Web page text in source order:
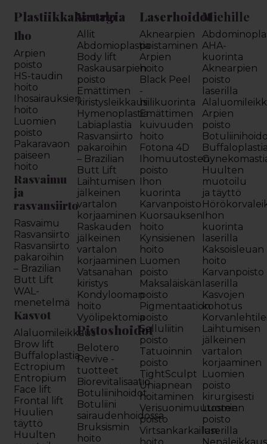
Plastiikkakirurgia
Iho
Arpien
poisto
HS-taudin
hoito
Ihosairauksien
hoito
Luomien
poisto
Pakaravaon
paiseen
hoito
Rasvaimu
ja
rasvansiirto
Rasvaimu
Rasvansiirto
Rasvansiirto
pakaroihin
– Brazilian
Butt Lift
WAL-
menetelmä
Kasvot
Alaluomileikkaus
Brow lift
Buffaloplastia
Ectropium
Entropium
Face lift
Frontal lift
Huulien
täyttö
Huulten
Vartalo
Allit
Abdomioplastia
Body lift
Raskausarpien
poisto
Emättimen
kiristysleikkaus
Hymenoplastia
Labiaplastia
Rasvansiirto
pakaroihin
– Brazilian
Butt Lift
Laihtumisen
jälkeinen
vartalon
korjaaminen
Raskauden
jälkeinen
vartalon
korjaaminen
Vatsanahan
kiristys
Kondylooman
hoito
Vyölipektomia
Pistoshoidot
Belotero
Revive -
tuotteet
Biorevitalisaatio
Botuliinihoidot
Botuliini
sairaudenhoidossa
Bruksismin
hoito
Laserhoidot
Aknearpien
poistaminen
Arpien
hoito
Black Peel
-
hiilikuorinta
Emättimen
kuivuuden
hoito
Fotona 4D
Ihomuutosten
poisto
Ihon
kuorinta
Karvanpoisto
Kuorsauksen
hoito
Kynsisienen
hoito
Luomen
poisto
Maksaläiskän
poisto
Pigmentaation
poisto
Selluliitin
poisto
Tatuoinnin
poisto
TightSculpt
Uniapnean
hoitaminen
Verisuonimuutosten
poisto
Virtsankarkailun
hoito
Miehille
AHA-
kuorinta
Aknearpien
poisto
laserilla
Arpien
poisto
Huulten
muotoilu
ja täyttö
Ihon
kuorinta
laserilla
Kaksoisleuan
hoito
Karvanpoisto
laserilla
Kasvojen
kohotus
Laihtumisen
jälkeinen
vartalon
korjaaminen
Luomien
poisto
kirurgisesti
Luomien
poisto
laserilla
Nenäleikkaus